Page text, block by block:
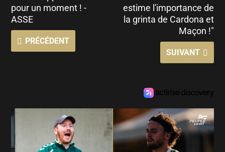
pour un moment ! -
ASSE
PRÉCÉDENT
estime l'importance de
la grinta de Cardona et
Maçon !"
SUIVANT